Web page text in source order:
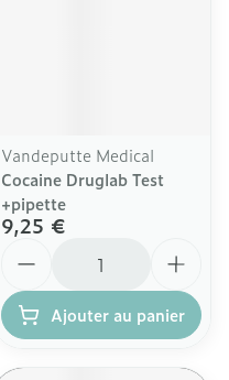
Vandeputte Medical
Cocaine Druglab Test
+pipette
9,25 €
Ajouter au panier